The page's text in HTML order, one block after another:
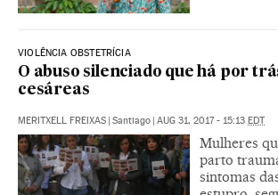
VIOLÊNCIA OBSTETRÍCIA
O abuso silenciado que há por
cesáreas
MERITXELL FREIXAS | Santiago | AUG 31, 2017 - 15:13 EDT
Mulheres
parto
sintomas